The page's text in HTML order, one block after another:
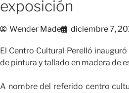
exposición
Wender Made diciembre 7,
El Centro Cultural Perelló
de pintura y tallado en madera de
A nombre del referido centro